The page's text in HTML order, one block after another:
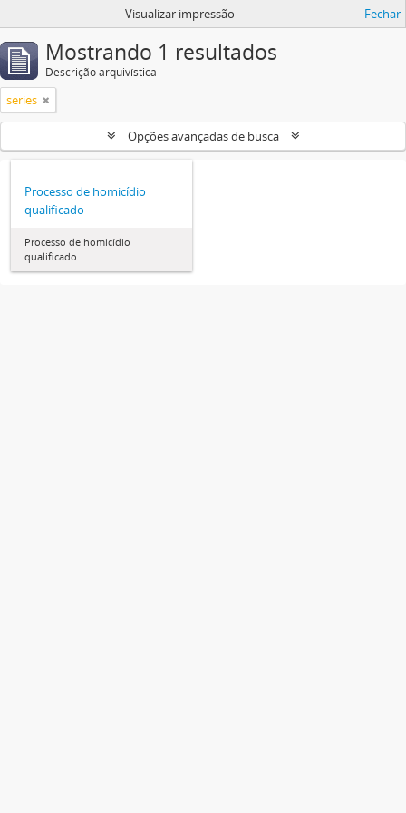
Visualizar impressão Fechar
Mostrando 1 resultados
Descrição arquivística
series
Opções avançadas de busca
Processo de homicídio
qualificado
Processo de homicídio
qualificado